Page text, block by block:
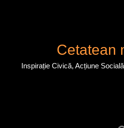
Cetatean
Inspirație Civică, Acțiune